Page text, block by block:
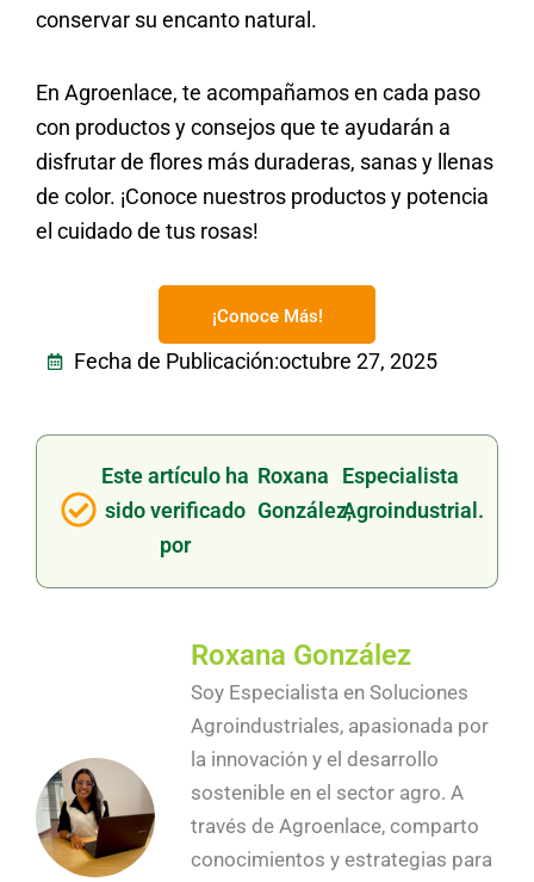
conservar su encanto natural.
En Agroenlace, te acompañamos en cada paso
con productos y consejos que te ayudarán a
disfrutar de flores más duraderas, sanas y llenas
de color. ¡Conoce nuestros productos y potencia
el cuidado de tus rosas!
¡Conoce Más!
Fecha de Publicación:octubre 27, 2025
Este artículo ha
sido verificado
por
Roxana
González,
Especialista
Agroindustrial.
Roxana González
Soy Especialista en Soluciones
Agroindustriales, apasionada por
la innovación y el desarrollo
sostenible en el sector agro. A
través de Agroenlace, comparto
conocimientos y estrategias para